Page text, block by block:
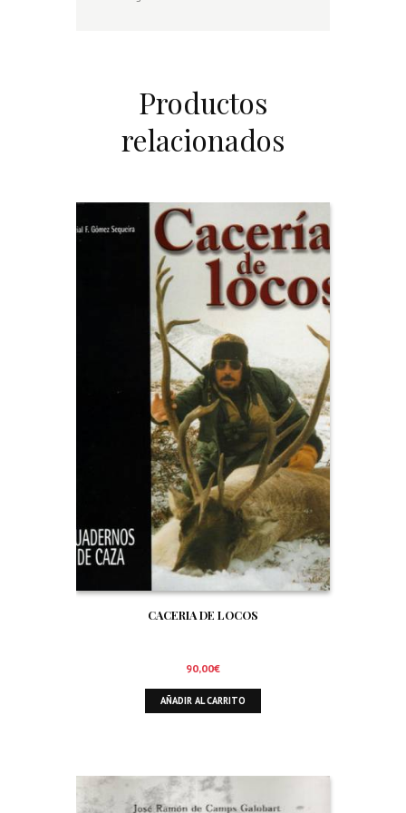
Productos
relacionados
CACERIA DE LOCOS
90,00€
AÑADIR AL CARRITO